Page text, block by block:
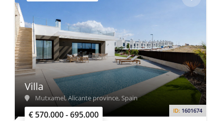
€ 570.000 - 695.000 ID: 1601674
Villa
Mutxamel, Alicante province, Spain